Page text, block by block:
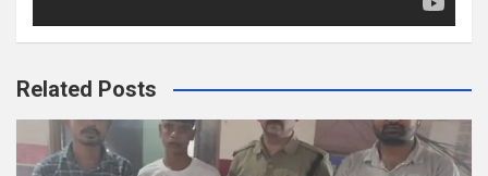
Related Posts